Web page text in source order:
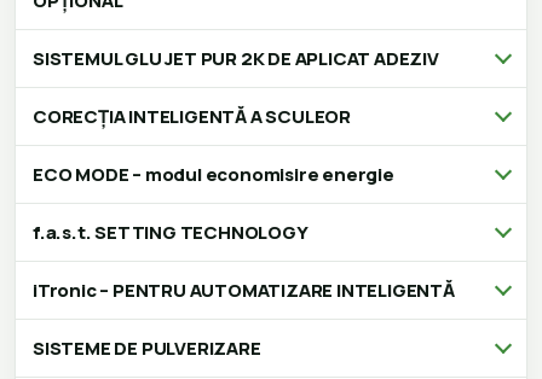
SISTEMUL GLU JET PUR 2K DE APLICAT ADEZIV
CORECȚIA INTELIGENTĂ A SCULEOR
ECO MODE – modul economisire energie
f.a.s.t. SETTING TECHNOLOGY
iTronic – PENTRU AUTOMATIZARE INTELIGENTĂ
SISTEME DE PULVERIZARE